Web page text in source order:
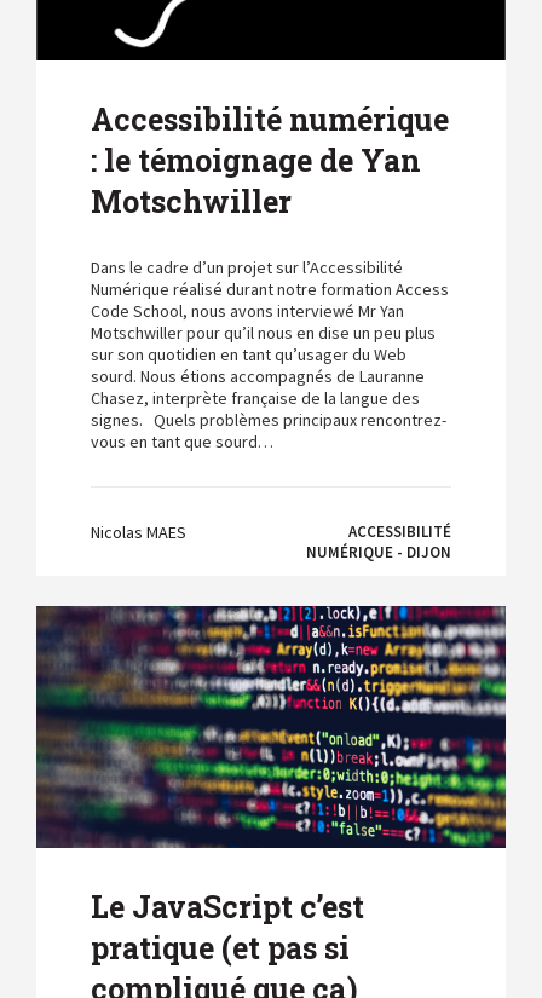
Accessibilité numérique
: le témoignage de Yan
Motschwiller
Dans le cadre d’un projet sur l’Accessibilité
Numérique réalisé durant notre formation Access
Code School, nous avons interviewé Mr Yan
Motschwiller pour qu’il nous en dise un peu plus
sur son quotidien en tant qu’usager du Web
sourd. Nous étions accompagnés de Lauranne
Chasez, interprète française de la langue des
signes. Quels problèmes principaux rencontrez-
vous en tant que sourd…
Nicolas MAES
ACCESSIBILITÉ
NUMÉRIQUE - DIJON
Le JavaScript c’est
pratique (et pas si
compliqué que ça)